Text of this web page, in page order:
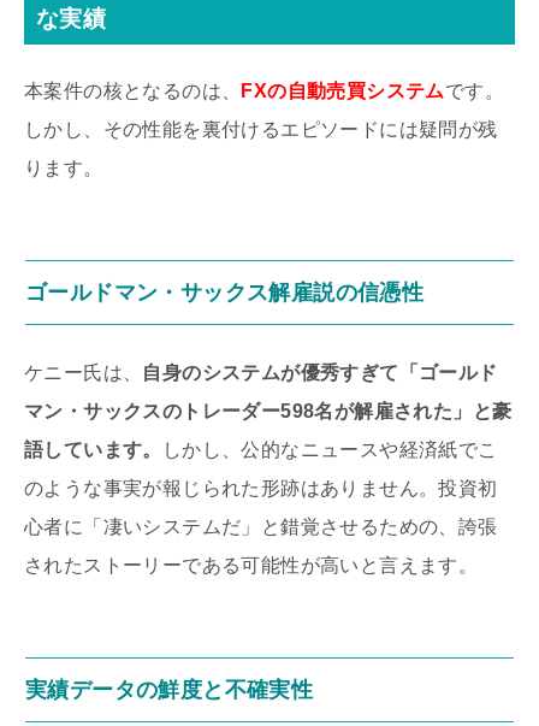
な実績
本案件の核となるのは、 FXの自動売買システムです。
しかし、その性能を裏付けるエピソードには疑問が残
ります。
ゴールドマン・サックス解雇説の信憑性
ケニー氏は、 自身のシステムが優秀すぎて「ゴールド
マン・サックスのトレーダー598名が解雇された」と豪
語しています。
しかし、公的なニュースや経済紙でこ
のような事実が報じられた形跡はありません。投資初
心者に「凄いシステムだ」と錯覚させるための、誇張
されたストーリーである可能性が高いと言えます。
実績データの鮮度と不確実性